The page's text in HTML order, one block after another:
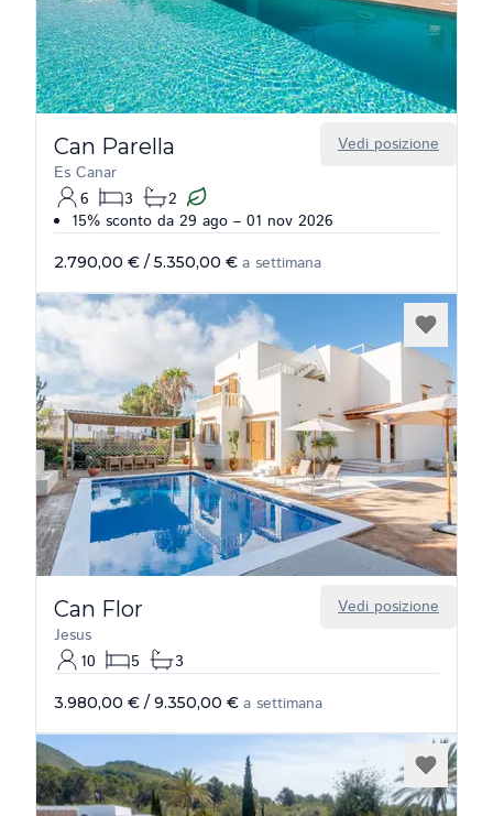
Vedi posizione
Can Parella
Es Canar
6
3
2
15% sconto da 29 ago – 01 nov 2026
2.790,00 € / 5.350,00 € a settimana
Vedi posizione
Can Flor
Jesus
10
5 3
3.980,00 € / 9.350,00 € a settimana